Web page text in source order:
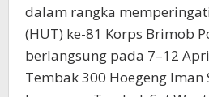
dalam rangka
(HUT) ke-81 Korps Brimob
berlangsung pada 7–12
Tembak 300 Hoegeng Iman